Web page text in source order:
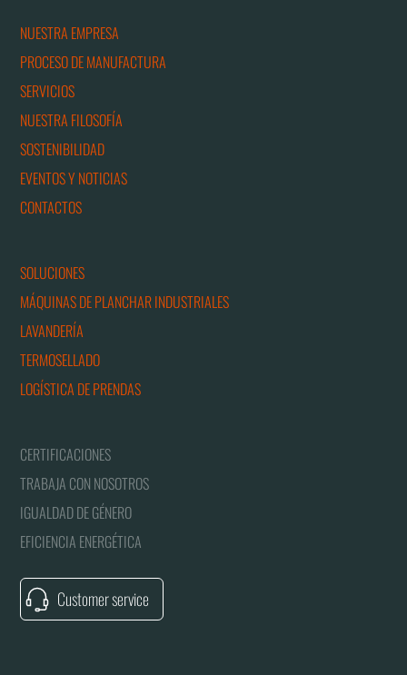
NUESTRA EMPRESA
PROCESO DE MANUFACTURA
SERVICIOS
NUESTRA FILOSOFÍA
SOSTENIBILIDAD
EVENTOS Y NOTICIAS
CONTACTOS
SOLUCIONES
MÁQUINAS DE PLANCHAR INDUSTRIALES
LAVANDERÍA
TERMOSELLADO
LOGÍSTICA DE PRENDAS
CERTIFICACIONES
TRABAJA CON NOSOTROS
IGUALDAD DE GÉNERO
EFICIENCIA ENERGÉTICA
Customer service